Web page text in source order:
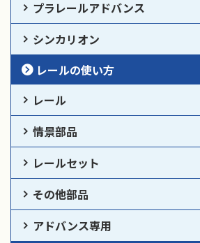
プラレールアドバンス
シンカリオン
レールの使い方
レール
情景部品
レールセット
その他部品
アドバンス専用